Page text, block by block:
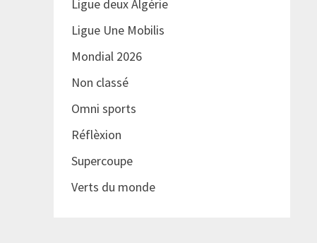
Ligue deux Algérie
Ligue Une Mobilis
Mondial 2026
Non classé
Omni sports
Réflèxion
Supercoupe
Verts du monde